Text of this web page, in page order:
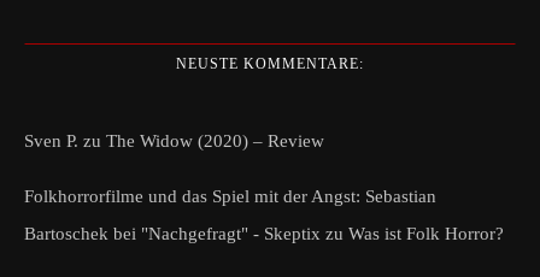
NEUSTE KOMMENTARE:
Sven P. zu The Widow (2020) – Review
Folkhorrorfilme und das Spiel mit der Angst: Sebastian
Bartoschek bei "Nachgefragt" - Skeptix zu Was ist Folk Horror?